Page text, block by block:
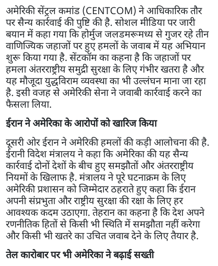
अमेरिकी सेंट्रल कमांड (CENTCOM) ने आधिकारिक तौर
पर सैन्य कार्रवाई की पुष्टि की है. सोशल मीडिया पर जारी
बयान में कहा गया कि होर्मुज जलडमरूमध्य से गुजर रहे तीन
वाणिज्यिक जहाजों पर हुए हमलों के जवाब में यह अभियान
शुरू किया गया है. सेंटकॉम का कहना है कि जहाजों पर
हमला अंतरराष्ट्रीय समुद्री सुरक्षा के लिए गंभीर खतरा है और
यह मौजूदा युद्धविराम व्यवस्था का भी उल्लंघन माना जा रहा
है. इसी वजह से अमेरिकी सेना ने जवाबी कार्रवाई करने का
फैसला लिया.
ईरान ने अमेरिका के आरोपों को खारिज किया
दूसरी ओर ईरान ने अमेरिकी हमलों की कड़ी आलोचना की है.
ईरानी विदेश मंत्रालय ने कहा कि अमेरिका की यह सैन्य
कार्रवाई दोनों देशों के बीच हुए समझौतों और अंतरराष्ट्रीय
नियमों के खिलाफ है. मंत्रालय ने पूरे घटनाक्रम के लिए
अमेरिकी प्रशासन को जिम्मेदार ठहराते हुए कहा कि ईरान
अपनी संप्रभुता और राष्ट्रीय सुरक्षा की रक्षा के लिए हर
आवश्यक कदम उठाएगा. तेहरान का कहना है कि देश अपने
रणनीतिक हितों से किसी भी स्थिति में समझौता नहीं करेगा
और किसी भी खतरे का उचित जवाब देने के लिए तैयार है.
तेल कारोबार पर भी अमेरिका ने बढ़ाई सख्ती